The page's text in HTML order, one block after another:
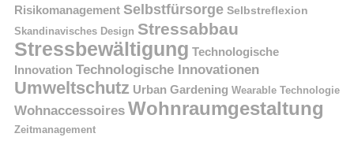
Risikomanagement Selbstfürsorge Selbstreflexion
Skandinavisches Design Stressabbau
Stressbewältigung Technologische
Innovation Technologische Innovationen
Umweltschutz Urban Gardening Wearable Technologie
Wohnaccessoires Wohnraumgestaltung
Zeitmanagement